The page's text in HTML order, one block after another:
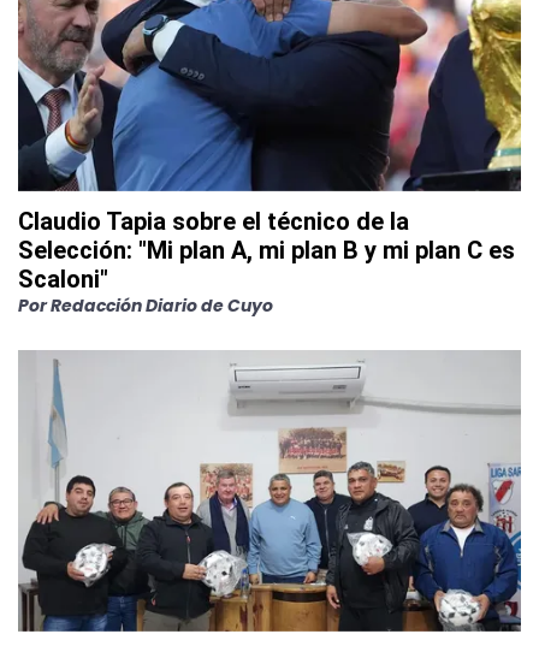
Claudio Tapia sobre el técnico de la
Selección: "Mi plan A, mi plan B y mi plan C es
Scaloni"
PorRedacción Diario de Cuyo